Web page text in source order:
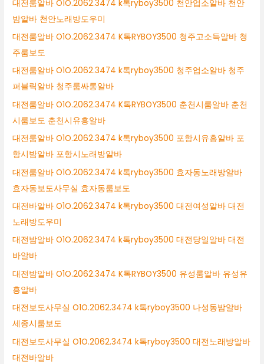
대전룸알바 O1O.2062.3474 k톡ryboy3500 천안업소알바 천안
밤알바 천안노래방도우미
대전룸알바 O1O.2062.3474 K톡RYBOY3500 청주고소득알바 청
주룸보도
대전룸알바 O1O.2062.3474 k톡ryboy3500 청주업소알바 청주
퍼블릭알바 청주룸싸롱알바
대전룸알바 O1O.2062.3474 K톡RYBOY3500 춘천시룸알바 춘천
시룸보도 춘천시유흥알바
대전룸알바 O1O.2062.3474 k톡ryboy3500 포항시유흥알바 포
항시밤알바 포항시노래방알바
대전룸알바 O1O.2062.3474 k톡ryboy3500 효자동노래방알바
효자동보도사무실 효자동룸보도
대전바알바 O1O.2062.3474 k톡ryboy3500 대전여성알바 대전
노래방도우미
대전밤알바 O1O.2062.3474 k톡ryboy3500 대전당일알바 대전
바알바
대전밤알바 O1O.2062.3474 K톡RYBOY3500 유성룸알바 유성유
흥알바
대전보도사무실 O1O.2062.3474 k톡ryboy3500 나성동밤알바
세종시룸보도
대전보도사무실 O1O.2062.3474 k톡ryboy3500 대전노래방알바
대전바알바